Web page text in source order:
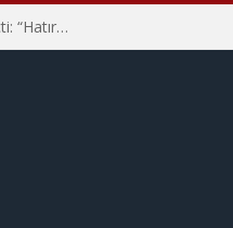
Hiroşima’nın 81. Yılında İtalyan Savaş Karşıtları Harekete Geçti: “Hatırlamak yeterli değil”